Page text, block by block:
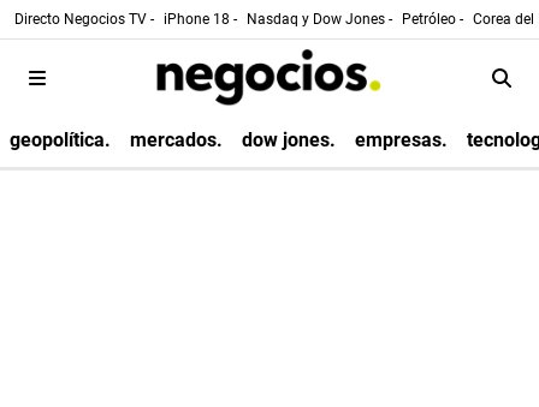
Directo Negocios TV - iPhone 18 - Nasdaq y Dow Jones - Petróleo - Corea
geopolítica. mercados. dow jones. empresas.